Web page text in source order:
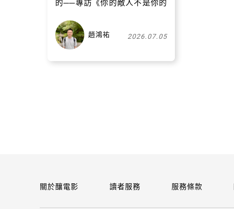
的──專訪《你的敵人不是你的
趙鴻祐 2026.07.05
關於釀電影 讀者服務 服務條款